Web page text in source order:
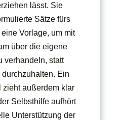
lässt. Sie
Sätze fürs
Vorlage, um mit
über die eigene
verhandeln, statt
Ein
zieht außerdem klar
Selbsthilfe aufhört
Unterstützung der